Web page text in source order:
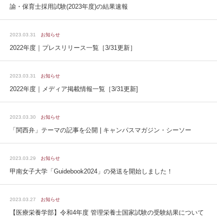
諭・保育士採用試験(2023年度)の結果速報
2023.03.31 お知らせ
2022年度｜プレスリリース一覧［3/31更新］
2023.03.31 お知らせ
2022年度｜メディア掲載情報一覧［3/31更新]
2023.03.30 お知らせ
「関西弁」テーマの記事を公開 | キャンパスマガジン・シーソー
2023.03.29 お知らせ
甲南女子大学「Guidebook2024」の発送を開始しました！
2023.03.27 お知らせ
【医療栄養学部】令和4年度 管理栄養士国家試験の受験結果について